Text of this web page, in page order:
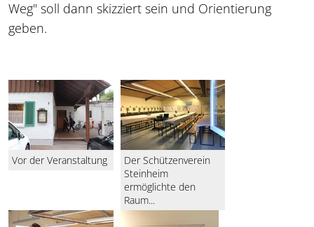
Weg" soll dann skizziert sein und Orientierung
geben.
Vor der Veranstaltung
Der Schützenverein
Steinheim
ermöglichte den
Raum...